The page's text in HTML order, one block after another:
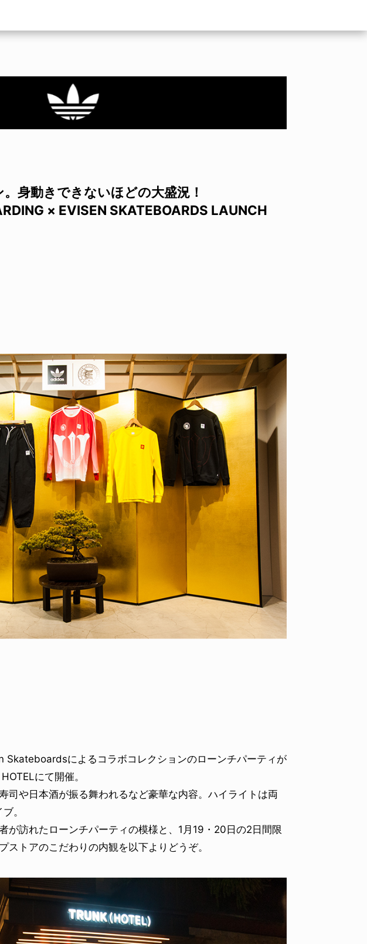
RANDOM
DINOSAUR JR.
2026.08.06
IZURU NAGAHARA / 永原依弦
2026.08.05
身動きできないほどの大盛況！
× EVISEN SKATEBOARDS LAUNCH
によるコラボコレクションのローンチパーティが
にて開催。
司や日本酒が振る舞われるなど豪華な内容。ハイライトは両
。
が訪れたローンチパーティの模様と、1月19・20日の2日間限
ストアのこだわりの内観を以下よりどうぞ。